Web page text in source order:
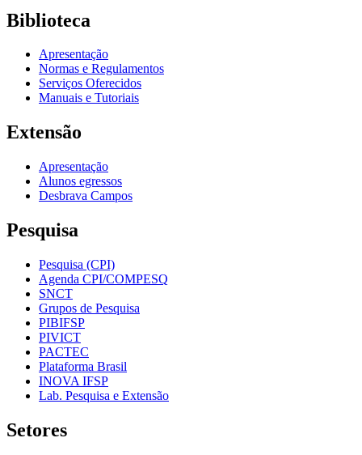
Biblioteca
Apresentação
Normas e Regulamentos
Serviços Oferecidos
Manuais e Tutoriais
Extensão
Apresentação
Alunos egressos
Desbrava Campos
Pesquisa
Pesquisa (CPI)
Agenda CPI/COMPESQ
SNCT
Grupos de Pesquisa
PIBIFSP
PIVICT
PACTEC
Plataforma Brasil
INOVA IFSP
Lab. Pesquisa e Extensão
Setores